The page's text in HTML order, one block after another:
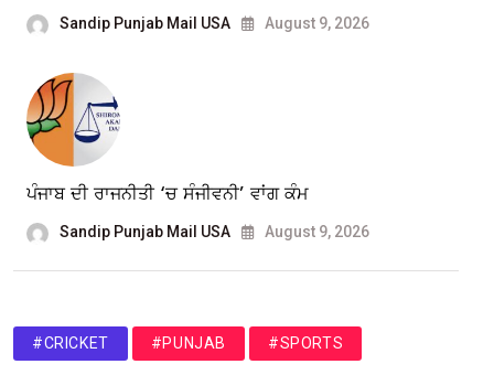
Sandip Punjab Mail USA August 9, 2026
ਪੰਜਾਬ ਦੀ ਰਾਜਨੀਤੀ ‘ਚ ਸੰਜੀਵਨੀ’ ਵਾਂਗ ਕੰਮ
Sandip Punjab Mail USA August 9, 2026
#CRICKET #PUNJAB #SPORTS